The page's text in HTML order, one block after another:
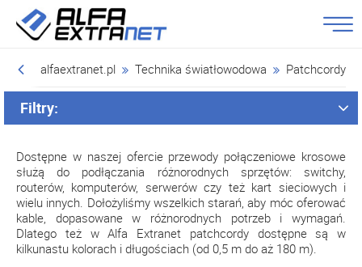
alfaextranet.pl Technika światłowodowa Patchcordy
Filtry:
Dostępne w naszej ofercie przewody połączeniowe krosowe
służą do podłączania różnorodnych sprzętów: switchy,
routerów, komputerów, serwerów czy też kart sieciowych i
wielu innych. Dołożyliśmy wszelkich starań, aby móc oferować
kable, dopasowane w różnorodnych potrzeb i wymagań.
Dlatego też w Alfa Extranet patchcordy dostępne są w
kilkunastu kolorach i długościach (od 0,5 m do aż 180 m).